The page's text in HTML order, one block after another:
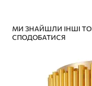
МИ ЗНАЙШЛИ ІНШІ
СПОДОБАТИСЯ